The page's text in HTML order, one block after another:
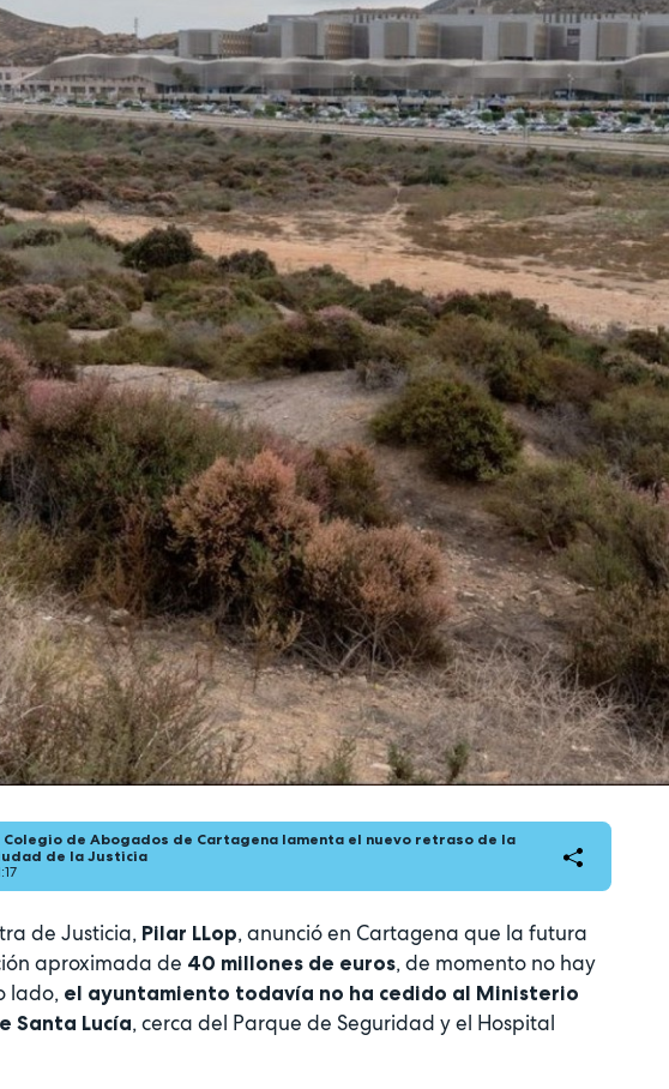
Colegio de Abogados de Cartagena lamenta el nuevo retraso de la
de la Justicia
de Justicia, Pilar LLop, anunció en Cartagena que la futura
aproximada de 40 millones de euros, de momento no hay
lado, el ayuntamiento todavía no ha cedido al Ministerio
Santa Lucía, cerca del Parque de Seguridad y el Hospital